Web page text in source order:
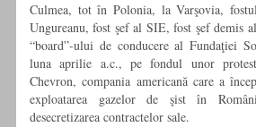
Culmea, tot în Polonia, la Varşovia,
Ungureanu, fost şef al SIE, fost şef demis
“board”-ului de conducere al Fundaţiei
luna aprilie a.c., pe fondul unor
Chevron, compania americană care a
exploatarea gazelor de şist în
desecretizarea contractelor sale.